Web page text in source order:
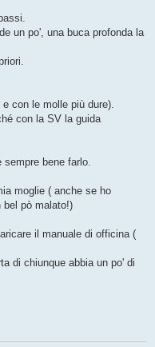
un po', una buca profonda la
con le molle più dure).
con la SV la guida
bene farlo.
moglie ( anche se ho
bel pò malato!)
il manuale di officina (
di chiunque abbia un po' di